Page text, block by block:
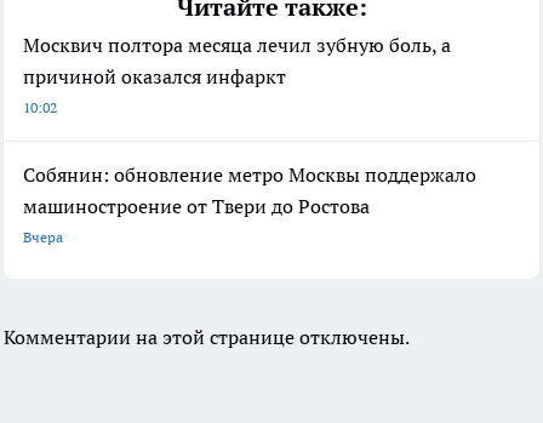
Читайте также:
Москвич полтора месяца лечил зубную боль, а
причиной оказался инфаркт
10:02
Собянин: обновление метро Москвы поддержало
машиностроение от Твери до Ростова
Вчера
Комментарии на этой странице отключены.